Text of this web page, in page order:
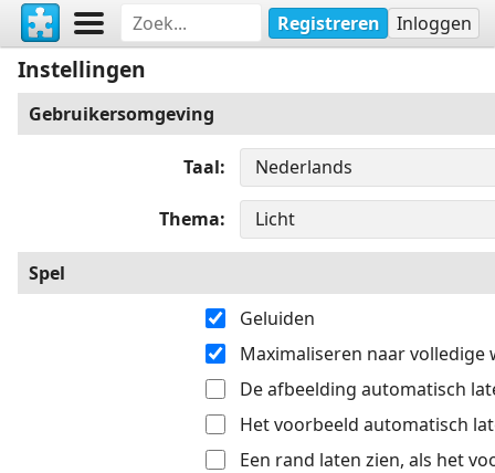
Registreren Inloggen
Instellingen
Gebruikersomgeving
Taal
Thema
Spel
Geluiden
Maximaliseren naar volledige
De afbeelding automatisch
Het voorbeeld automatisch
Een rand laten zien, als het